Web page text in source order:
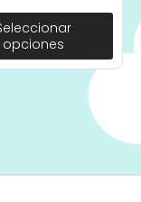
opciones